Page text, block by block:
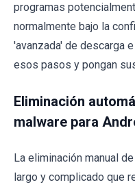
programas
normalmente bajo la
'avanzada' de descarga
esos pasos y pongan
Eliminación
malware para
La eliminación manual
largo y complicado que